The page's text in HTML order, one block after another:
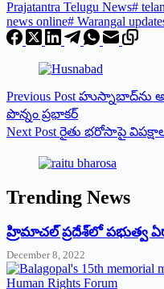
Prajatantra Telugu News#
news online# Warangal
Previous Post హుస్నాబాద్‌ను
పొన్నం ప్రభాకర్
Next Post రైతు భరోసాపై
Trending News
‌హ్రిమాచల్‌ ‌ప్రదేశ్‌లో పభుత్వ
December 8, 2022